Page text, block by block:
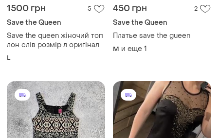
1500 грн 5
Save the Queen
Save the queen жіночий топ
лон слів розмір л оригінал
L
450 грн 2
Save the Queen
Платье save the gueen
M и еще 1